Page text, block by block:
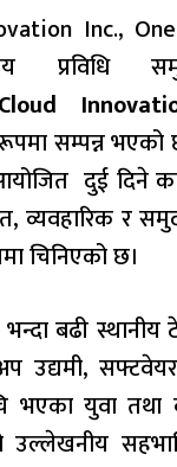
Inc.,
प्रविधि
Cloud
सम्पन्न
दुई दिने
व्यवहारिक र
चिनिएको छ।
भन्दा बढी
उद्यमी,
भएका युवा तथा
उल्लेखनीय